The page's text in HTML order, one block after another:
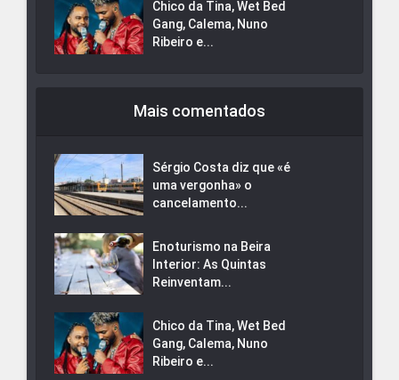
Chico da Tina, Wet Bed
Gang, Calema, Nuno
Ribeiro e...
Mais comentados
Sérgio Costa diz que «é
uma vergonha» o
cancelamento...
Enoturismo na Beira
Interior: As Quintas
Reinventam...
Chico da Tina, Wet Bed
Gang, Calema, Nuno
Ribeiro e...